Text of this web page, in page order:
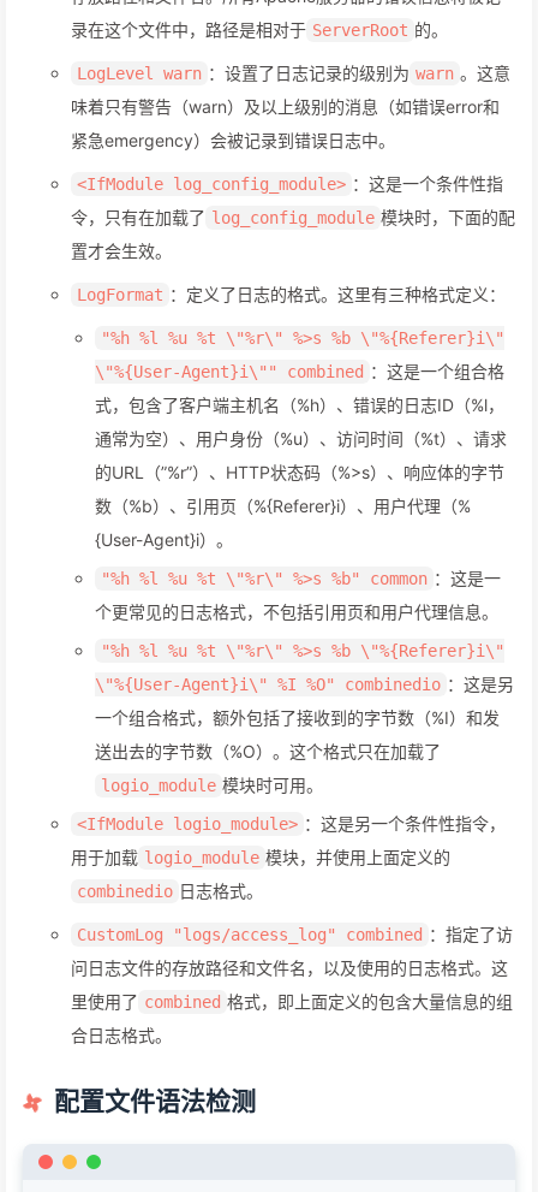
录在这个文件中，路径是相对于 ServerRoot 的。
LogLevel warn ：设置了日志记录的级别为 warn 。这意
味着只有警告（warn）及以上级别的消息（如错误error和
紧急emergency）会被记录到错误日志中。
<IfModule log_config_module> ：这是一个条件性指
令，只有在加载了 log_config_module 模块时，下面的配
置才会生效。
LogFormat ：定义了日志的格式。这里有三种格式定义：
"%h %l %u %t \"%r\" %>s %b \"%{Referer}i\"
\"%{User-Agent}i\"" combined ：这是一个组合格
式，包含了客户端主机名（%h）、错误的日志ID（%l，
通常为空）、用户身份（%u）、访问时间（%t）、请求
的URL（”%r”）、HTTP状态码（%>s）、响应体的字节
数（%b）、引用页（%{Referer}i）、用户代理（%
{User-Agent}i）。
"%h %l %u %t \"%r\" %>s %b" common ：这是一
个更常见的日志格式，不包括引用页和用户代理信息。
"%h %l %u %t \"%r\" %>s %b \"%{Referer}i\"
\"%{User-Agent}i\" %I %O" combinedio ：这是另
一个组合格式，额外包括了接收到的字节数（%I）和发
送出去的字节数（%O）。这个格式只在加载了
logio_module 模块时可用。
<IfModule logio_module> ：这是另一个条件性指令，
用于加载 logio_module 模块，并使用上面定义的
combinedio 日志格式。
CustomLog "logs/access_log" combined ：指定了访
问日志文件的存放路径和文件名，以及使用的日志格式。这
里使用了 combined 格式，即上面定义的包含大量信息的组
合日志格式。
配置文件语法检测